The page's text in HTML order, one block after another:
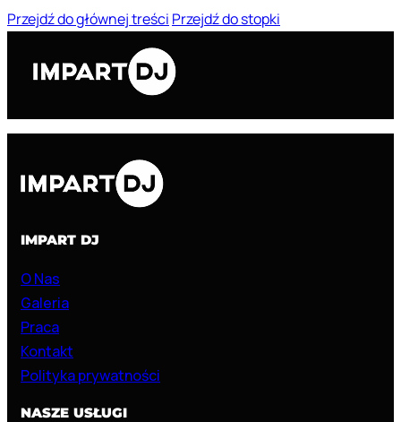
Przejdź do głównej treści Przejdź do stopki
IMPART DJ
O Nas
Galeria
Praca
Kontakt
Polityka prywatności
NASZE USŁUGI